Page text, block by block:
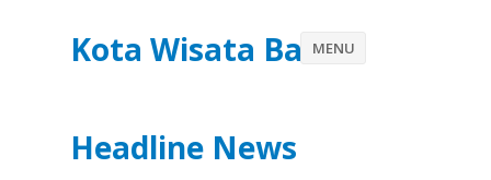
Kota Wisata Batu
Headline News
MENU